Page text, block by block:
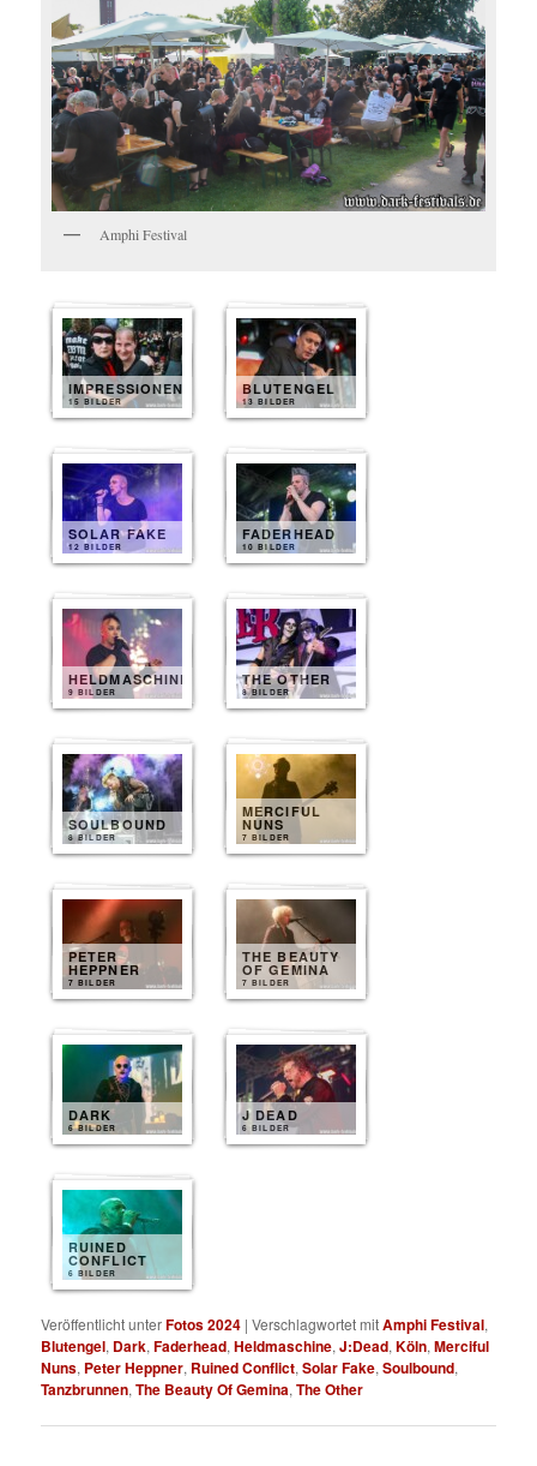
Amphi Festival
IMPRESSIONEN
15 BILDER
BLUTENGEL
13 BILDER
SOLAR FAKE
12 BILDER
FADERHEAD
10 BILDER
HELDMASCHINE
9 BILDER
THE OTHER
8 BILDER
SOULBOUND
8 BILDER
MERCIFUL
NUNS
7 BILDER
PETER
HEPPNER
7 BILDER
THE BEAUTY
OF GEMINA
7 BILDER
DARK
6 BILDER
J DEAD
6 BILDER
RUINED
CONFLICT
6 BILDER
Veröffentlicht unterFotos 2024 |Verschlagwortet mitAmphi Festival,
Blutengel, Dark,Faderhead,Heldmaschine,J:Dead,Köln,Merciful
Nuns, Peter Heppner, Ruined Conflict,Solar Fake,Soulbound,
Tanzbrunnen,The Beauty Of Gemina,The Other